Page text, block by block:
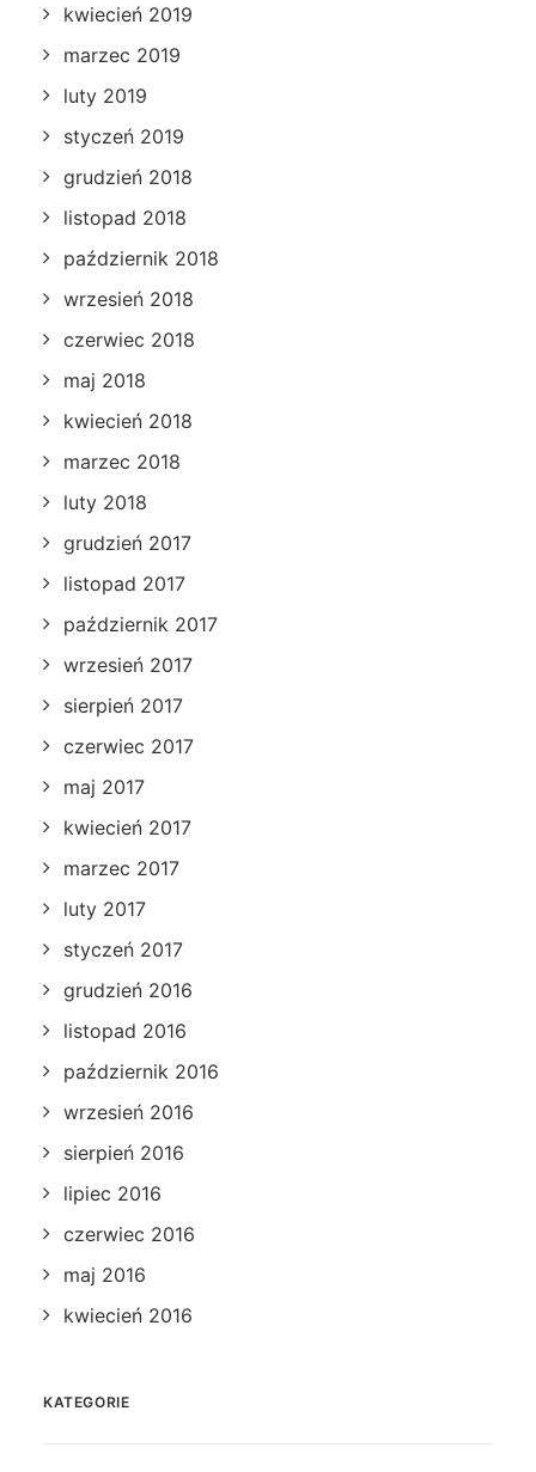
kwiecień 2019
marzec 2019
luty 2019
styczeń 2019
grudzień 2018
listopad 2018
październik 2018
wrzesień 2018
czerwiec 2018
maj 2018
kwiecień 2018
marzec 2018
luty 2018
grudzień 2017
listopad 2017
październik 2017
wrzesień 2017
sierpień 2017
czerwiec 2017
maj 2017
kwiecień 2017
marzec 2017
luty 2017
styczeń 2017
grudzień 2016
listopad 2016
październik 2016
wrzesień 2016
sierpień 2016
lipiec 2016
czerwiec 2016
maj 2016
kwiecień 2016
KATEGORIE